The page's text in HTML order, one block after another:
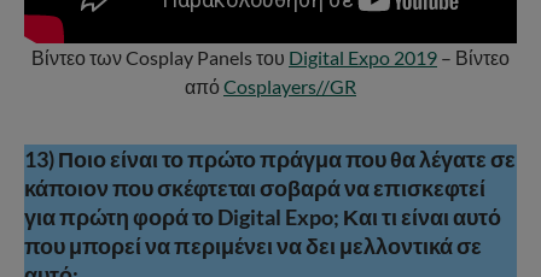
Βίντεο των Cosplay Panels του Digital Expo 2019 – Βίντεο
από Cosplayers//GR
13) Ποιο είναι το πρώτο πράγμα που θα λέγατε σε
κάποιον που σκέφτεται σοβαρά να επισκεφτεί
για πρώτη φορά το Digital Expo; Και τι είναι αυτό
που μπορεί να περιμένει να δει μελλοντικά σε